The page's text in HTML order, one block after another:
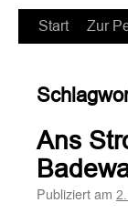
Zum
springen
Start Zur
Ans
Publiziert am